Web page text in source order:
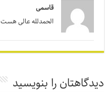
قاسمی
الحمدلله عالی هست
دیدگاهتان را بنویسید